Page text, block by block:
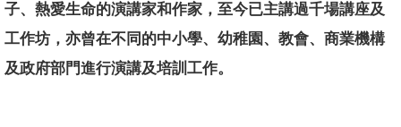
子、熱愛生命的演講家和作家，至今已主講過千場講座及
工作坊，亦曾在不同的中小學、幼稚園、教會、商業機構
及政府部門進行演講及培訓工作。